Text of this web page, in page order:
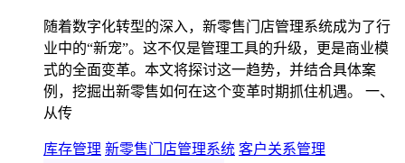
随着数字化转型的深入，新零售门店管理系统成为了行
业中的“新宠”。这不仅是管理工具的升级，更是商业模
式的全面变革。本文将探讨这一趋势，并结合具体案
例，挖掘出新零售如何在这个变革时期抓住机遇。 一、
从传
库存管理 新零售门店管理系统 客户关系管理